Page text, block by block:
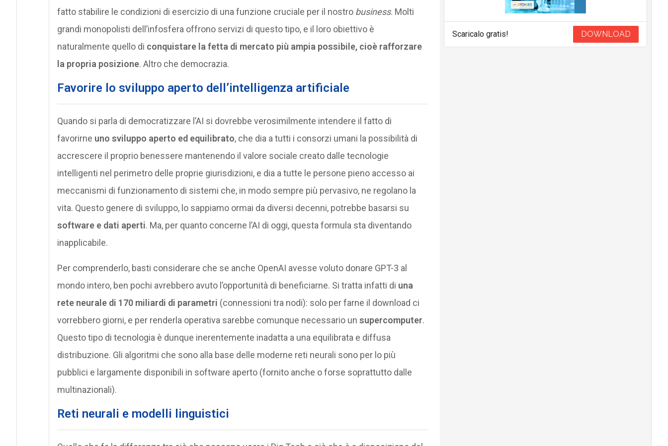
fatto stabilire le condizioni di esercizio di una funzione cruciale per il nostro business. Molti
grandi monopolisti dell’infosfera offrono servizi di questo tipo, e il loro obiettivo è
naturalmente quello di conquistare la fetta di mercato più ampia possibile, cioè rafforzare
la propria posizione. Altro che democrazia.
Favorire lo sviluppo aperto dell’intelligenza artificiale
Quando si parla di democratizzare l’AI si dovrebbe verosimilmente intendere il fatto di
favorirne uno sviluppo aperto ed equilibrato, che dia a tutti i consorzi umani la possibilità di
accrescere il proprio benessere mantenendo il valore sociale creato dalle tecnologie
intelligenti nel perimetro delle proprie giurisdizioni, e dia a tutte le persone pieno accesso ai
meccanismi di funzionamento di sistemi che, in modo sempre più pervasivo, ne regolano la
vita. Questo genere di sviluppo, lo sappiamo ormai da diversi decenni, potrebbe basarsi su
software e dati aperti. Ma, per quanto concerne l’AI di oggi, questa formula sta diventando
inapplicabile.
Per comprenderlo, basti considerare che se anche OpenAI avesse voluto donare GPT-3 al
mondo intero, ben pochi avrebbero avuto l’opportunità di beneficiarne. Si tratta infatti di una
rete neurale di 170 miliardi di parametri (connessioni tra nodi): solo per farne il download ci
vorrebbero giorni, e per renderla operativa sarebbe comunque necessario un supercomputer.
Questo tipo di tecnologia è dunque inerentemente inadatta a una equilibrata e diffusa
distribuzione. Gli algoritmi che sono alla base delle moderne reti neurali sono per lo più
pubblici e largamente disponibili in software aperto (fornito anche o forse soprattutto dalle
multinazionali).
Reti neurali e modelli linguistici
Scaricalo gratis! DOWNLOAD